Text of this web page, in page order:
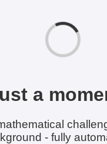
a
- fully